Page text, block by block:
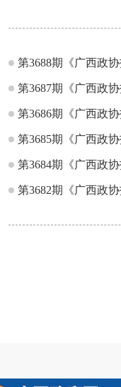
第3688期《广西政
第3687期《广西政
第3686期《广西政
第3685期《广西政
第3684期《广西政
第3682期《广西政